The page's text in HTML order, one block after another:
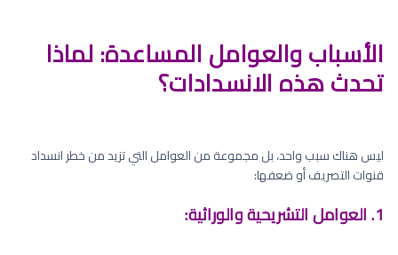
الأسباب والعوامل المساعدة: لماذا
تحدث هذه الانسدادات؟
ليس هناك سبب واحد، بل مجموعة من العوامل التي تزيد من خطر انسداد
قنوات التصريف أو ضعفها:
1. العوامل التشريحية والوراثية: